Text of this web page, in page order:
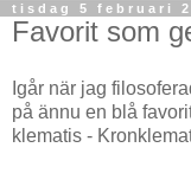
tisdag 5 februari
Favorit som
Igår när jag
på ännu en blå
klematis -